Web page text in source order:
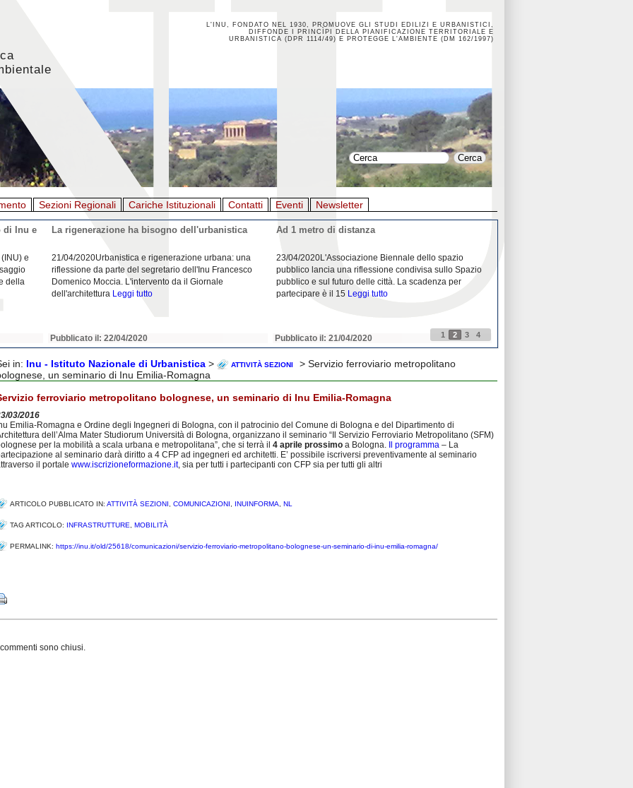
L'INU, FONDATO NEL 1930, PROMUOVE GLI STUDI EDILIZI E URBANISTICI,
DIFFONDE I PRINCÌPI DELLA PIANIFICAZIONE TERRITORIALE E
URBANISTICA (DPR 1114/49) E PROTEGGE L'AMBIENTE (DM 162/1997)
Sezioni Regionali Cariche Istituzionali Contatti Eventi Newsletter
di Inu e
e
della
La rigenerazione ha bisogno dell'urbanistica
21/04/2020Urbanistica e rigenerazione urbana: una
riflessione da parte del segretario dell'Inu Francesco
Domenico Moccia. L'intervento da il Giornale
dell'architettura Leggi tutto
Pubblicato il: 22/04/2020
Ad 1 metro di distanza
23/04/2020L'Associazione Biennale dello spazio
pubblico lancia una riflessione condivisa sullo Spazio
pubblico e sul futuro delle città. La scadenza per
partecipare è il 15 Leggi tutto
Pubblicato il: 21/04/2020 1 2 3 4
in: Inu - Istituto Nazionale di Urbanistica > ATTIVITÀ SEZIONI
> Servizio ferroviario metropolitano
un seminario di Inu Emilia-Romagna
ferroviario metropolitano bolognese, un seminario di Inu Emilia-Romagna
03/2016
Emilia-Romagna e Ordine degli Ingegneri di Bologna, con il patrocinio del Comune di Bologna e del Dipartimento di
dell’Alma Mater Studiorum Università di Bologna, organizzano il seminario “Il Servizio Ferroviario Metropolitano (SFM)
per la mobilità a scala urbana e metropolitana”, che si terrà il 4 aprile prossimo a Bologna. Il programma – La
al seminario darà diritto a 4 CFP ad ingegneri ed architetti. E’ possibile iscriversi preventivamente al seminario
il portale www.iscrizioneformazione.it, sia per tutti i partecipanti con CFP sia per tutti gli altri
ARTICOLO PUBBLICATO IN: ATTIVITÀ SEZIONI COMUNICAZIONI INUINFORMA NL
TAG ARTICOLO: INFRASTRUTTURE MOBILITÀ
PERMALINK: https://inu.it/old/25618/comunicazioni/servizio-ferroviario-metropolitano-bolognese-un-seminario-di-inu-emilia-romagna/
sono chiusi.